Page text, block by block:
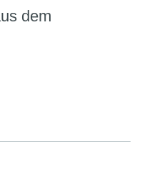
dem